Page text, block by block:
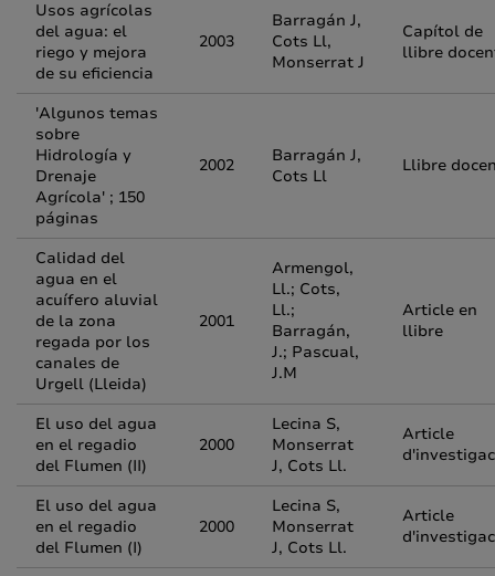
Usos agrícolas
del agua: el
riego y mejora
de su eficiencia
2003
Barragán J,
Cots Ll,
Monserrat J
Capítol de
llibre
'Algunos temas
sobre
Hidrología y
Drenaje
Agrícola' ; 150
páginas
2002
Barragán J,
Cots Ll
Llibre
Calidad del
agua en el
acuífero aluvial
de la zona
regada por los
canales de
Urgell (Lleida)
2001
Armengol,
Ll.; Cots,
Ll.;
Barragán,
J.; Pascual,
J.M
Article en
llibre
El uso del agua
en el regadio
del Flumen (II)
2000
Lecina S,
Monserrat
J, Cots Ll.
Article
El uso del agua
en el regadio
del Flumen (I)
2000
Lecina S,
Monserrat
J, Cots Ll.
Article